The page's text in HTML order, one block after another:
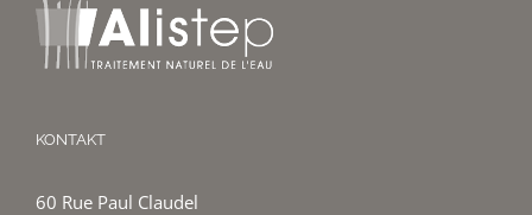
KONTAKT
60 Rue Paul Claudel